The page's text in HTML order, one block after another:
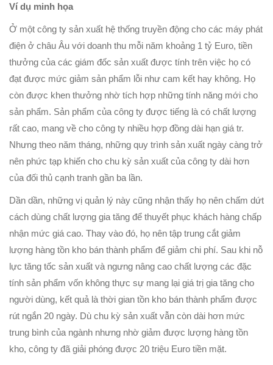
Ví dụ minh họa
Ở một công ty sản xuất hệ thống truyền động cho các máy phát
điện ở châu Âu với doanh thu mỗi năm khoảng 1 tỷ Euro, tiền
thưởng của các giám đốc sản xuất được tính trên việc họ có
đạt được mức giảm sản phẩm lỗi như cam kết hay không. Họ
còn được khen thưởng nhờ tích hợp những tính năng mới cho
sản phẩm. Sản phẩm của công ty được tiếng là có chất lượng
rất cao, mang về cho công ty nhiều hợp đồng dài hạn giá tr.
Nhưng theo năm tháng, những quy trình sản xuất ngày càng trở
nên phức tạp khiến cho chu kỳ sản xuất của công ty dài hơn
của đối thủ cạnh tranh gần ba lần.
Dần dần, những vị quản lý này cũng nhận thấy họ nên chấm dứt
cách dùng chất lượng gia tăng để thuyết phục khách hàng chấp
nhận mức giá cao. Thay vào đó, họ nên tập trung cắt giảm
lượng hàng tồn kho bán thành phẩm để giảm chi phí. Sau khi nỗ
lực tăng tốc sản xuất và ngưng nâng cao chất lượng các đặc
tính sản phẩm vốn không thực sự mang lại giá trị gia tăng cho
người dùng, kết quả là thời gian tồn kho bán thành phẩm được
rút ngắn 20 ngày. Dù chu kỳ sản xuất vẫn còn dài hơn mức
trung bình của ngành nhưng nhờ giảm được lượng hàng tồn
kho, công ty đã giải phóng được 20 triệu Euro tiền mặt.